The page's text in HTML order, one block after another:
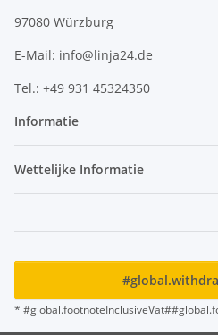
97080 Würzburg
E-Mail: info@linja24.de
Tel.: +49 931 45324350
Informatie
Wettelijke Informatie
*